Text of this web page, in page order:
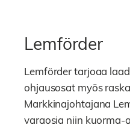
Lemförder
Lemförder tarjoaa
ohjausosat myös
Markkinajohtajana
varaosia niin kuorma-